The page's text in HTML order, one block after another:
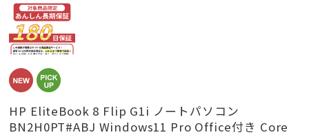
HP EliteBook 8 Flip G1i ノートパソコン
BN2H0PT#ABJ Windows11 Pro Office付き Core